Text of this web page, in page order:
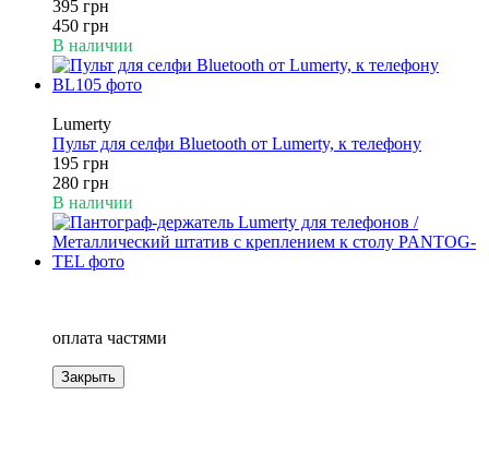
395 грн
450 грн
В наличии
Lumerty
Пульт для селфи Bluetooth от Lumerty, к телефону
195 грн
280 грн
В наличии
оплата частями
Закрыть